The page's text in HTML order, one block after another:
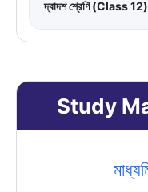
দ্বাদশ শ্রেণি (Class 12)
Study